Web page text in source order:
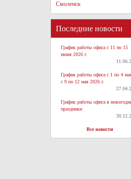
Смоленск
Последние новости
График работы офиса с 11 по 15
июня 2026 г.
График работы офиса с 1 по 4
с 9 по 12 мая 2026 г.
График работы офиса в
праздники
Все новости